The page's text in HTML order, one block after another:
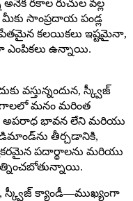
రకాల రుచుల వల్ల
మీకు సాంప్రదాయ పండ్ల
కలయికలు ఇష్టమైనా,
ఎంపికలు ఉన్నాయి.
వస్తున్నందున, స్క్వీజ్
మనం మరింత
అపరాధ భావన లేని మరియు
డిమాండ్‌ను తీర్చడానికి,
పదార్థాలను మరియు
స్క్వీజ్ క్యాండీ—ముఖ్యంగా